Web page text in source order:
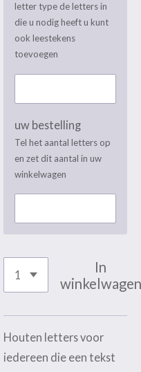
letter type de letters in
die u nodig heeft u kunt
ook leestekens
toevoegen
uw bestelling
Tel het aantal letters op
en zet dit aantal in uw
winkelwagen
In
winkelwagen
Houten letters voor
iedereen die een tekst